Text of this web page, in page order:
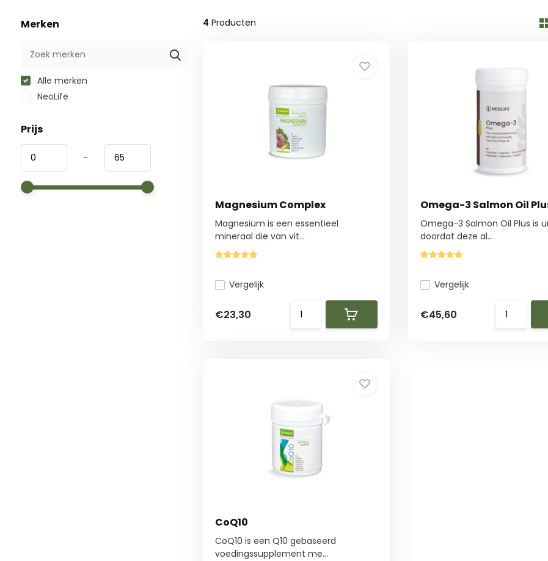
Merken
Alle merken
NeoLife
Prijs
-
4 Producten
Magnesium Complex
Magnesium is een essentieel
mineraal die van vit...
Vergelijk
€23,30
Omega-3 Salmon Oil
Omega-3 Salmon Oil Plus is
doordat deze al...
Vergelijk
€45,60
CoQ10
CoQ10 is een Q10 gebaseerd
voedingssupplement me...